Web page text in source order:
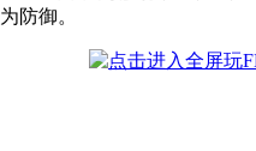
为防御。